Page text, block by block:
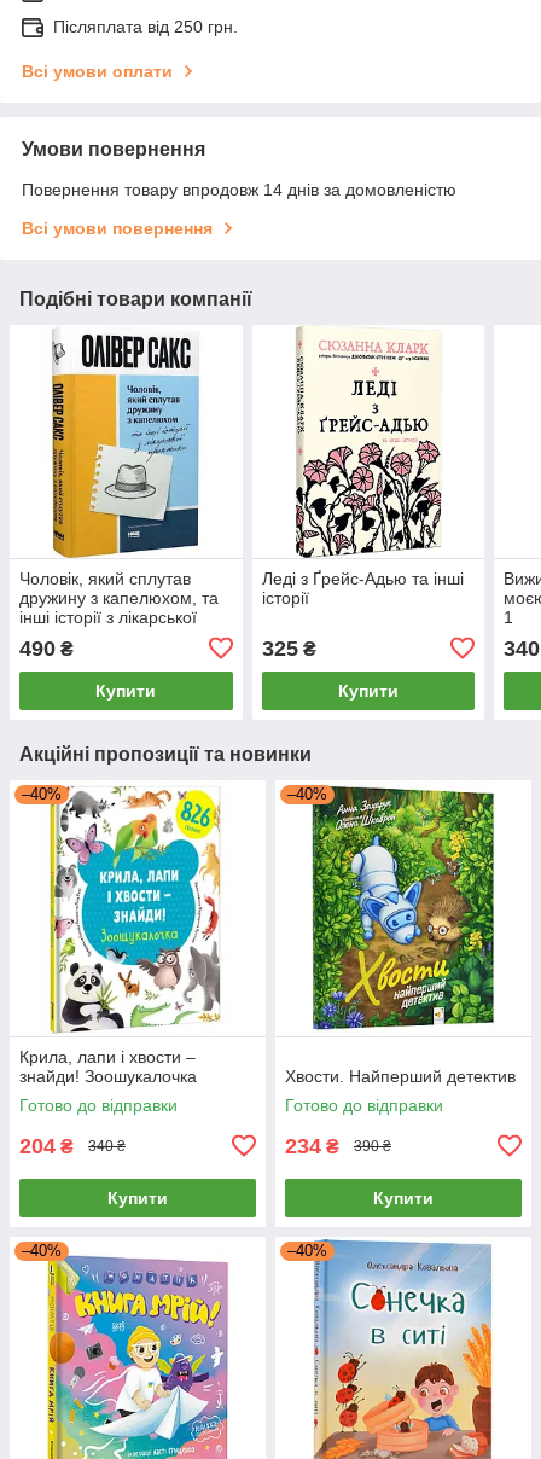
Післяплата від 250 грн.
Всі умови оплати
Умови повернення
Повернення товару впродовж 14 днів за домовленістю
Всі умови повернення
Подібні товари компанії
Чоловік, який сплутав
дружину з капелюхом, та
інші історії з лікарської
490 ₴
Купити
Леді з Ґрейс-Адью та інші
історії
325₴
Купити
1
340
Акційні пропозиції та новинки
–40%
Крила, лапи і хвости –
знайди! Зоошукалочка
Готово до відправки
204 ₴ 340 ₴
Купити
–40%
Хвости. Найперший детектив
Готово до відправки
234 ₴ 390 ₴
Купити
–40% –40%